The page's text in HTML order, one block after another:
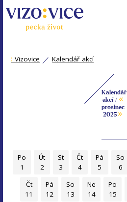
: Vizovice Kalendář akcí
Kalendář
akcí / «
prosinec
2025»
Po
1
Út
2
St
3
Čt
4
Pá
5
So
6
Čt
11
Pá
12
So
13
Ne
14
Po
15